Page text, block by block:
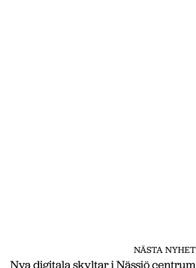
NÄSTA NYHET
Nya digitala skyltar i Nässjö centrum